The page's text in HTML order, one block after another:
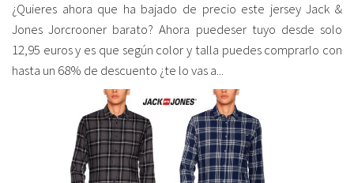
¿Quieres ahora que ha bajado de precio este jersey Jack &
Jones Jorcrooner barato? Ahora puedeser tuyo desde solo
12,95 euros y es que según color y talla puedes comprarlo con
hasta un 68% de descuento ¿te lo vas a...